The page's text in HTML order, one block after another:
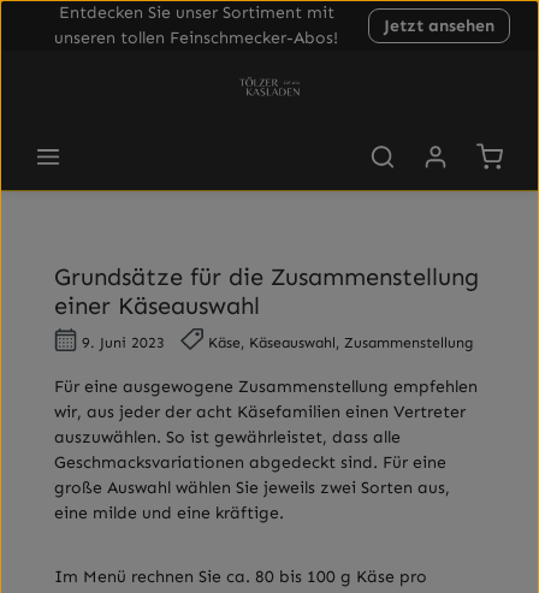
Entdecken Sie unser Sortiment mit
unseren tollen Feinschmecker-Abos!
Jetzt ansehen
Grundsätze für die Zusammenstellung
einer Käseauswahl
9. Juni 2023 Käse, Käseauswahl, Zusammenstellung
Für eine ausgewogene Zusammenstellung empfehlen
wir, aus jeder der acht Käsefamilien einen Vertreter
auszuwählen. So ist gewährleistet, dass alle
Geschmacksvariationen abgedeckt sind. Für eine
große Auswahl wählen Sie jeweils zwei Sorten aus,
eine milde und eine kräftige.
Im Menü rechnen Sie ca. 80 bis 100 g Käse pro